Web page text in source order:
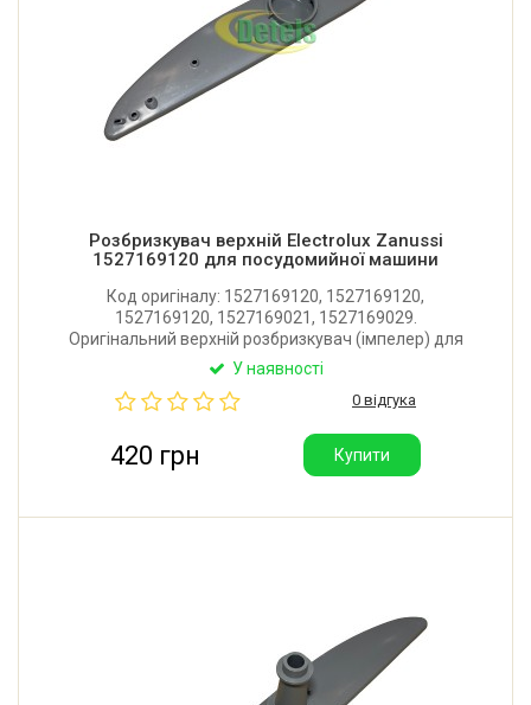
Розбризкувач верхній Electrolux Zanussi
1527169120 для посудомийної машини
Код оригіналу: 1527169120, 1527169120,
1527169120, 1527169021, 1527169029.
Оригінальний верхній розбризкувач (імпелер) для
посудомийної машини Zanussi, Electrolux, AEG, Privi.
У наявності
0 відгука
420 грн Купити